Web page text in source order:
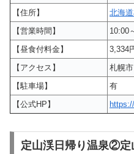
【住所】
北海
【営業時間】
10:00
【昼食付料金】
3,334
【アクセス】
札幌
【駐車場】
有
【公式HP】
定山渓日帰り温泉②定